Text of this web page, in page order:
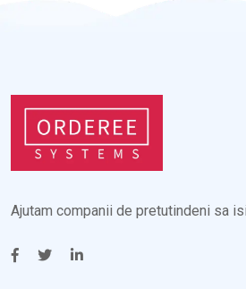
Ajutam companii de pretutindeni sa